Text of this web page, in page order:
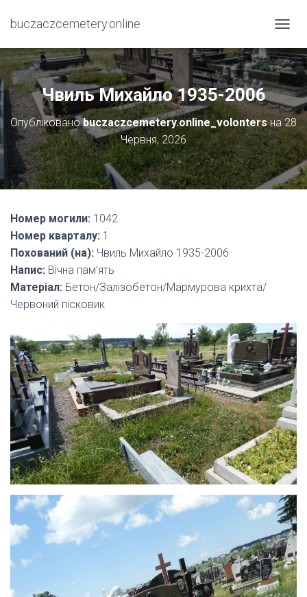
buczaczcemetery.online
Е
Р
Е
М
Н
У
Т
И
Н
В
Чвиль Михайло 1935-2006
Опублікованоbuczaczcemetery.online_volontersна 28
Червня, 2026
Номер могили: 1042
Номер кварталу: 1
Похований (на): Чвиль Михайло 1935-2006
Напис: Вічна пам’ять
Матеріал: Бетон/Залізобетон/Мармурова крихта/
Червоний пісковик